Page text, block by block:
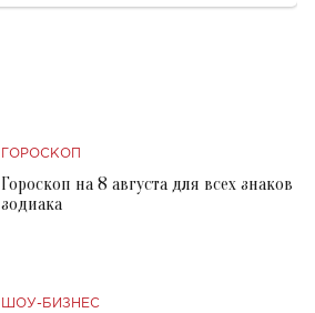
ГОРОСКОП
Гороскоп на 8 августа для всех знаков
зодиака
ШОУ-БИЗНЕС